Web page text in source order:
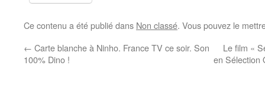
Ce contenu a été publié dans Non classé. Vous pouvez le
← Carte blanche à Ninho. France TV ce soir. Son
100% Dino !
Le film «
en Sélection